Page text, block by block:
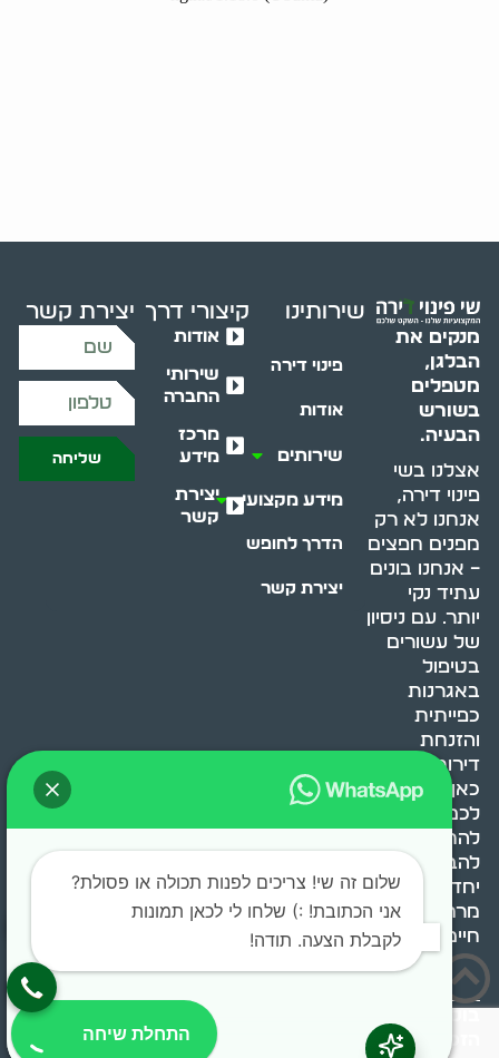
מנקים את
הבלגן,
מטפלים
בשורש
הבעיה.
אצלנו בשי
פינוי דירה,
אנחנו לא רק
מפנים חפצים
– אנחנו בונים
עתיד נקי
יותר. עם ניסיון
של עשורים
בטיפול
באגרנות
כפייתית
והזנחת
דירות, אנחנו
כאן כדי לעזור
לכם
להתמודד,
להבין ולשנות.
יחד, ניצור
מרחב
חיים בריא ומאוזן.
שירותינו
פינוי דירה
אודות
שירותים
מידע מקצועי
הדרך לחופש
יצירת קשר
קיצורי דרך
אודות
שירותי
החברה
מרכז
מידע
יצירת
קשר
יצירת קשר
שליחה
הזכויות שמורות.
שלום זה שי! צריכים לפנות תכולה או פסולת?
אני הכתובת! :) שלחו לי לכאן תמונות
לקבלת הצעה. תודה!
התחלת שיחה